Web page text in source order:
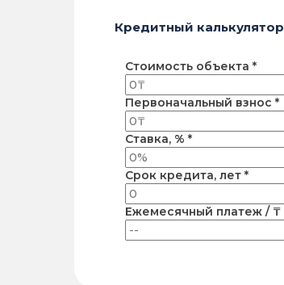
Кредитный калькулятор
Стоимость объекта *
Первоначальный взнос *
Ставка, % *
Срок кредита, лет *
Ежемесячный платеж / ₸